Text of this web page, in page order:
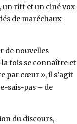
un riff et un ciné vox
de maréchaux
de nouvelles
fois se connaître et
par cœur », il s’agit
sais-pas – de
du discours,